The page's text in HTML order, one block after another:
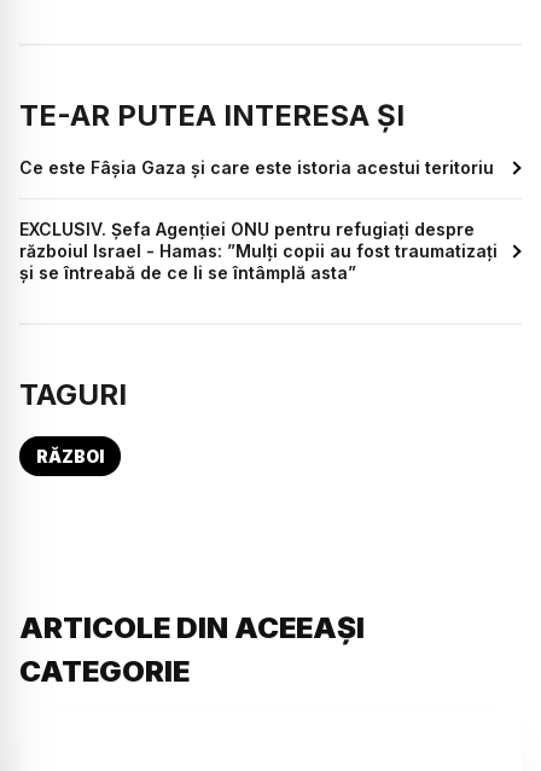
TE-AR PUTEA INTERESA ȘI
Ce este Fâșia Gaza și care este istoria acestui teritoriu
EXCLUSIV. Șefa Agenției ONU pentru refugiați despre
războiul Israel - Hamas: ”Mulți copii au fost traumatizați
și se întreabă de ce li se întâmplă asta”
TAGURI
RĂZBOI
ARTICOLE DIN ACEEAȘI
CATEGORIE